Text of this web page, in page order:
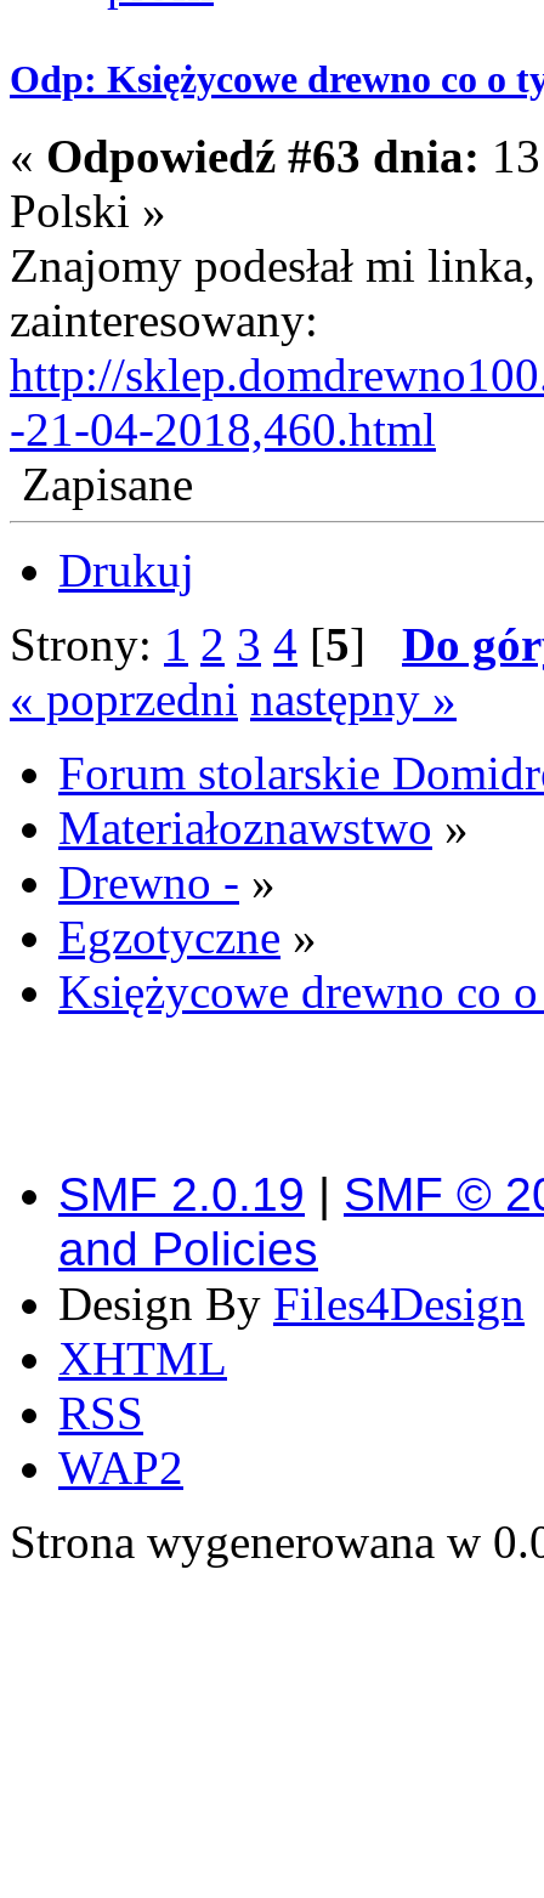
Odp: Księżycowe drewno co o
« Odpowiedź #63 dnia:
Polski »
Znajomy podesłał mi
zainteresowany:
http://
-21-04-2018,460.html
Zapisane
Drukuj
Strony: 1 2 3 4 [5] Do
« poprzedni następny »
Forum stolarskie
Materiałoznawstwo »
Drewno - »
Egzotyczne »
Księżycowe drewno co
SMF 2.0.19 | SMF ©
and Policies
Design By Files4Design
XHTML
RSS
WAP2
Strona wygenerowana w